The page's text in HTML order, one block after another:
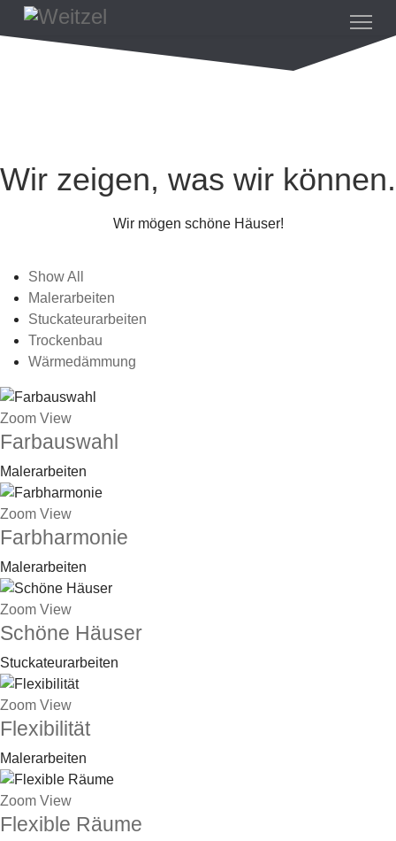
Wir zeigen, was wir können.
Wir mögen schöne Häuser!
Show All
Malerarbeiten
Stuckateurarbeiten
Trockenbau
Wärmedämmung
Zoom View
Farbauswahl
Malerarbeiten
Zoom View
Farbharmonie
Malerarbeiten
Zoom View
Schöne Häuser
Stuckateurarbeiten
Zoom View
Flexibilität
Malerarbeiten
Zoom View
Flexible Räume